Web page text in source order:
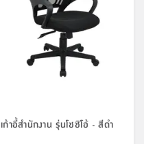
เก้าอี้สำนักงาน รุ่นโซซิโอ้ - สีดำ